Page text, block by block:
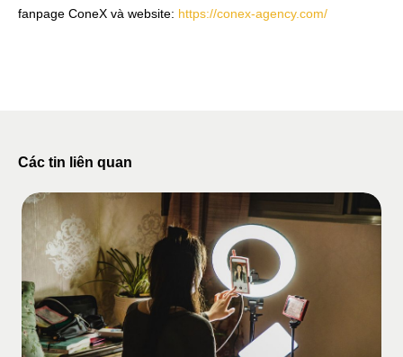
fanpage ConeX và website: https://conex-agency.com/
Các tin liên quan